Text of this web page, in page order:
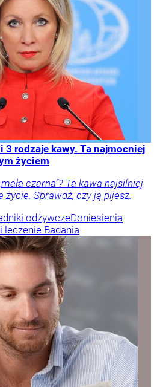
3 rodzaje kawy. Ta najmocniej
życiem
czarna”? Ta kawa najsilniej
życie. Sprawdź, czy ją pijesz.
odżywczeDoniesienia
leczenie Badania